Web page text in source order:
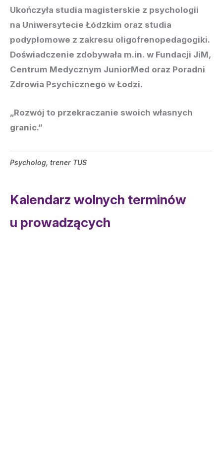
Ukończyła studia magisterskie z psychologii
na Uniwersytecie Łódzkim oraz studia
podyplomowe z zakresu oligofrenopedagogiki.
Doświadczenie zdobywała m.in. w Fundacji JiM,
Centrum Medycznym JuniorMed oraz Poradni
Zdrowia Psychicznego w Łodzi.
„Rozwój to przekraczanie swoich własnych
granic.”
Psycholog, trener TUS
Kalendarz wolnych terminów
u prowadzących